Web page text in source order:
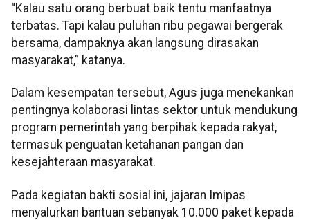
“Kalau satu orang berbuat baik tentu manfaatnya
terbatas. Tapi kalau puluhan ribu pegawai bergerak
bersama, dampaknya akan langsung dirasakan
masyarakat,” katanya.
Dalam kesempatan tersebut, Agus juga menekankan
pentingnya kolaborasi lintas sektor untuk mendukung
program pemerintah yang berpihak kepada rakyat,
termasuk penguatan ketahanan pangan dan
kesejahteraan masyarakat.
Pada kegiatan bakti sosial ini, jajaran Imipas
menyalurkan bantuan sebanyak 10.000 paket kepada